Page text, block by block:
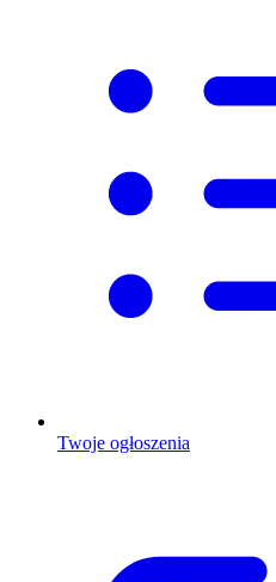
Twoje ogłoszenia